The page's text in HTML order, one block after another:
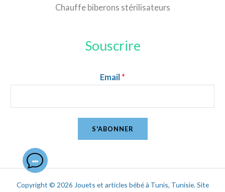
Chauffe biberons stérilisateurs
Souscrire
Email *
S'ABONNER
Copyright © 2026 Jouets et articles bébé à Tunis, Tunisie. Site